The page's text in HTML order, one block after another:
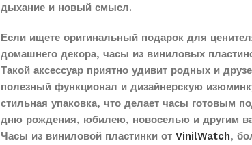
дыхание и новый смысл.
Если ищете оригинальный подарок для
домашнего декора, часы из виниловых
Такой аксессуар приятно удивит родных и
полезный функционал и дизайнерскую
стильная упаковка, что делает часы готовым
дню рождения, юбилею, новоселью и другим
Часы из виниловой пластинки от VinilWatch,